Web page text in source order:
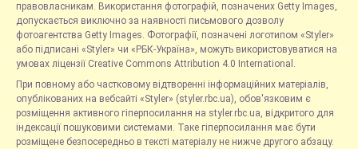
правовласникам. Використання фотографій, позначених Getty Images,
допускається виключно за наявності письмового дозволу
фотоагентства Getty Images. Фотографії, позначені логотипом «Styler»
або підписані «Styler» чи «РБК-Україна», можуть використовуватися на
умовах ліцензії Creative Commons Attribution 4.0 International.
При повному або частковому відтворенні інформаційних матеріалів,
опублікованих на вебсайті «Styler» (styler.rbc.ua), обов'язковим є
розміщення активного гіперпосилання на styler.rbc.ua, відкритого для
індексації пошуковими системами. Таке гіперпосилання має бути
розміщене безпосередньо в тексті матеріалу не нижче другого абзацу.